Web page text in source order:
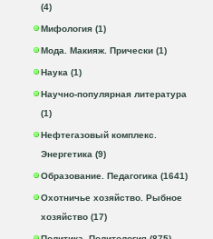
(4)
Мифология (1)
Мода. Макияж. Прически (1)
Наука (1)
Научно-популярная литература
(1)
Нефтегазовый комплекс.
Энергетика (9)
Образование. Педагогика (1641)
Охотничье хозяйство. Рыбное
хозяйство (17)